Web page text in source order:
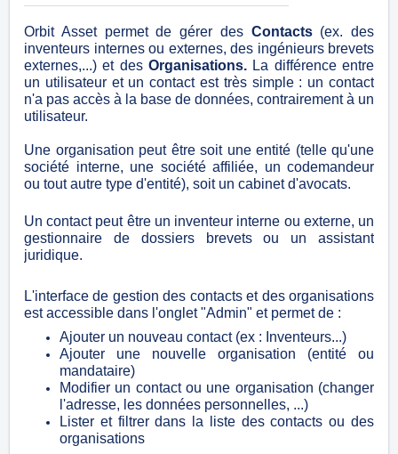
Orbit Asset permet de gérer des Contacts (ex. des
inventeurs internes ou externes, des ingénieurs brevets
externes,...) et desOrganisations. La différence entre
un utilisateur et un contact est très simple : un contact
n'a pas accès à la base de données, contrairement à un
utilisateur.
Une organisation peut être soit une entité (telle qu'une
société interne, une société affiliée, un codemandeur
ou tout autre type d'entité), soit un cabinet d'avocats.
Un contact peut être un inventeur interne ou externe, un
gestionnaire de dossiers brevets ou un assistant
juridique.
L'interface de gestion des contacts et des organisations
est accessible dans l'onglet "Admin" et permet de :
Ajouter un nouveau contact (ex : Inventeurs...)
Ajouter une nouvelle organisation (entité ou
mandataire)
Modifier un contact ou une organisation (changer
l'adresse, les données personnelles, ...)
Lister et filtrer dans la liste des contacts ou des
organisations